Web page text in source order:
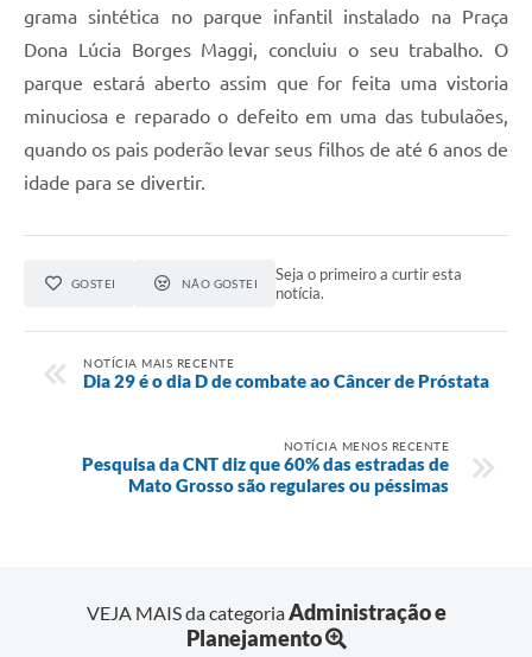
grama sintética no parque infantil instalado na Praça
Dona Lúcia Borges Maggi, concluiu o seu trabalho. O
parque estará aberto assim que for feita uma vistoria
minuciosa e reparado o defeito em uma das tubulaões,
quando os pais poderão levar seus filhos de até 6 anos de
idade para se divertir.
GOSTEI NÃO GOSTEI
Seja o primeiro a curtir esta
notícia.
NOTÍCIA MAIS RECENTE
Dia 29 é o dia D de combate ao Câncer de Próstata
NOTÍCIA MENOS RECENTE
Pesquisa da CNT diz que 60% das estradas de
Mato Grosso são regulares ou péssimas
VEJA MAIS da categoriaAdministração e
Planejamento